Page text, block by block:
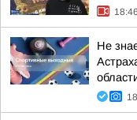
18:46
Не